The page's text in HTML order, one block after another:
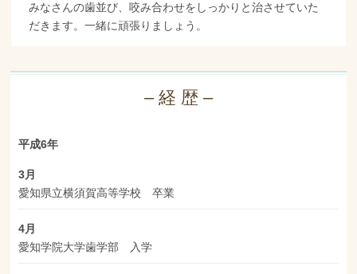
みなさんの歯並び、咬み合わせをしっかりと治させていた
だきます。 一緒に頑張りましょう。
– 経 歴 –
平成6年
3月
愛知県立横須賀高等学校 卒業
4月
愛知学院大学歯学部 入学